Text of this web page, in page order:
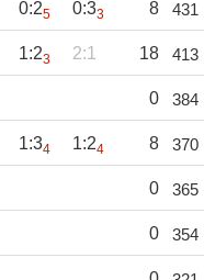
0:25 0:33 8 431
1:23 2:1 18 413
0 384
1:34 1:24 8 370
0 365
0 354